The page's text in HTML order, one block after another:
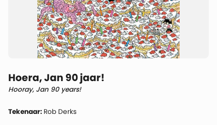
Hoera, Jan 90 jaar!
Hooray, Jan 90 years!
Tekenaar: Rob Derks